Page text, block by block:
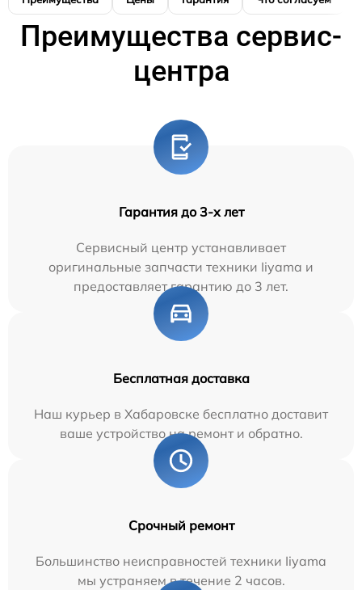
Преимущества сервис-
центра
Гарантия до 3-х лет
Сервисный центр устанавливает
оригинальные запчасти техники Iiyama и
предоставляет гарантию до 3 лет.
Бесплатная доставка
Наш курьер в Хабаровске бесплатно доставит
ваше устройство на ремонт и обратно.
Срочный ремонт
Большинство неисправностей техники Iiyama
мы устраняем в течение 2 часов.